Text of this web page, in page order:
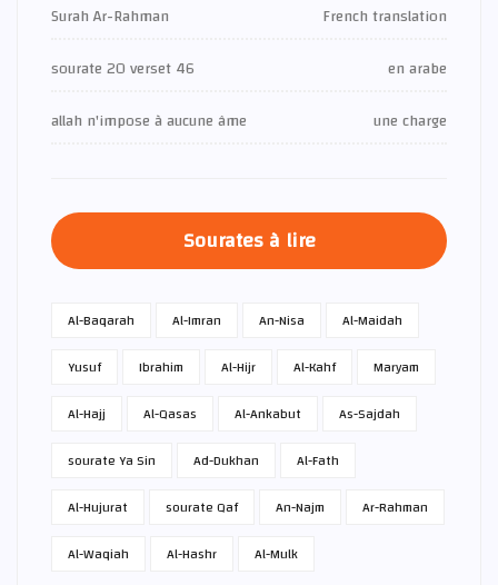
Surah Ar-Rahman
French translation
sourate 20 verset 46
en arabe
allah n'impose à aucune âme
une charge
Sourates à lire
Al-Baqarah Al-Imran An-Nisa
Al-Maidah
Yusuf
Ibrahim Al-Hijr Al-Kahf
Maryam
Al-Hajj
Al-Qasas Al-Ankabut
As-Sajdah
sourate Ya Sin
Ad-Dukhan
Al-Fath
Al-Hujurat
sourate Qaf An-Najm
Ar-Rahman
Al-Waqiah
Al-Hashr Al-Mulk